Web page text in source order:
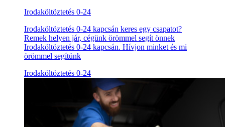
Irodaköltöztetés 0-24
Irodaköltöztetés 0-24 kapcsán keres egy csapatot?
Remek helyen jár, cégünk örömmel segít önnek
Irodaköltöztetés 0-24 kapcsán. Hívjon minket és mi
örömmel segítünk
Irodaköltöztetés 0-24